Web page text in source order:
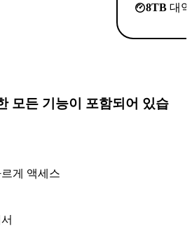
8TB 대
모든 기능이 포함되어 있습
게 액세스